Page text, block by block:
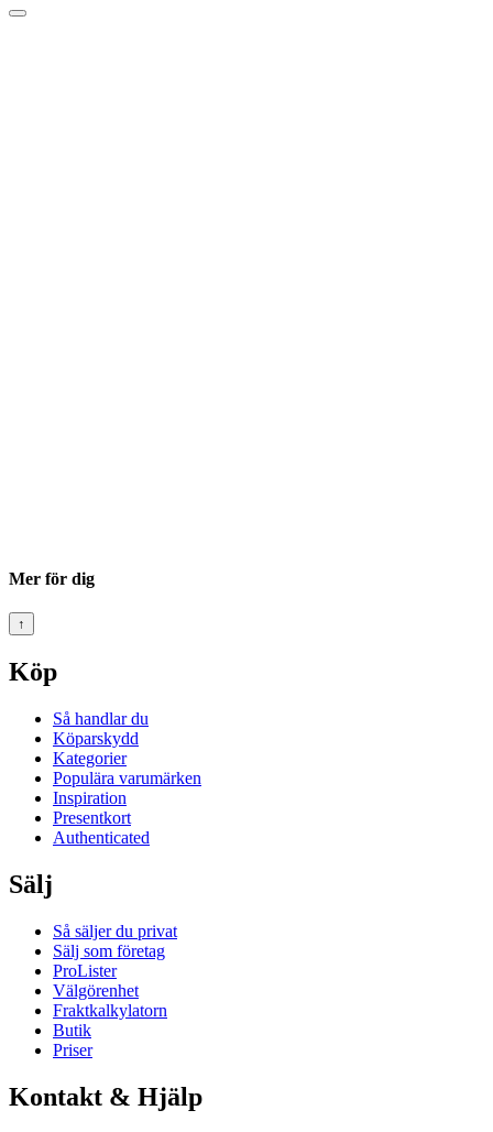
Mer för dig
↑
Köp
Så handlar du
Köparskydd
Kategorier
Populära varumärken
Inspiration
Presentkort
Authenticated
Sälj
Så säljer du privat
Sälj som företag
ProLister
Välgörenhet
Fraktkalkylatorn
Butik
Priser
Kontakt & Hjälp